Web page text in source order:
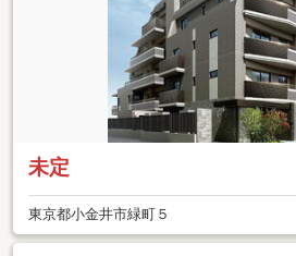
未定
東京都小金井市緑町５